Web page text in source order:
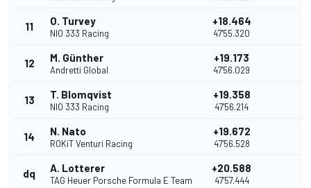
11 O. Turvey
NIO 333 Racing
+18.464
47'55.320
12 M. Günther
Andretti Global
+19.173
47'56.029
13 T. Blomqvist
NIO 333 Racing
+19.358
47'56.214
14 N. Nato
ROKiT Venturi Racing
+19.672
47'56.528
dq A. Lotterer
TAG Heuer Porsche Formula E Team
+20.588
47'57.444